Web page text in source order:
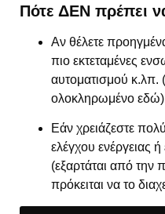
Πότε ΔΕΝ πρέπει
Αν θέλετε
πιο εκτεταμένες
αυτοματισμού κ.λπ.
ολοκληρωμένο
Εάν χρειάζεστε
ελέγχου ενέργειας
(εξαρτάται από την
πρόκειται να το